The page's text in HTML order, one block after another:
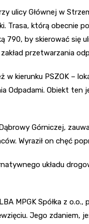
ulicy Głównej w
Trasa, którą obecnie
790, by skierować się
przetwarzania
w kierunku PSZOK –
Odpadami. Obiekt
Górniczej,
Wyraził on chęć
układu
MPGK Spółka z
Jego zdaniem,